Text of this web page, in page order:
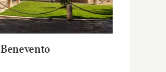
Benevento